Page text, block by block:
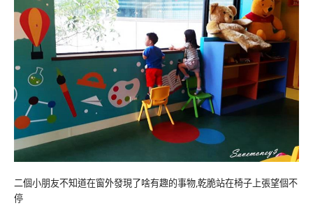
二個小朋友不知道在窗外發現了啥有趣的事物,乾脆站在椅子上張望個不
停